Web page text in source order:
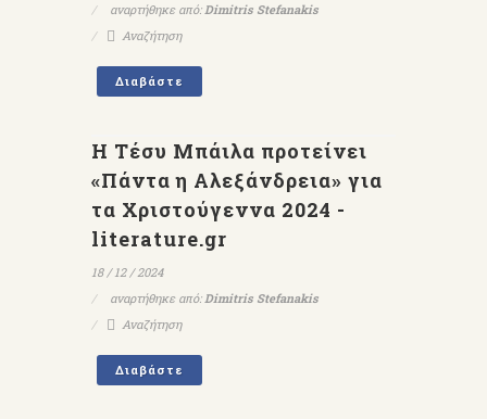
αναρτήθηκε από:Dimitris Stefanakis
Αναζήτηση
Διαβάστε
Η Τέσυ Μπάιλα προτείνει
«Πάντα η Αλεξάνδρεια» για
τα Χριστούγεννα 2024 -
literature.gr
18 / 12 / 2024
αναρτήθηκε από:Dimitris Stefanakis
Αναζήτηση
Διαβάστε